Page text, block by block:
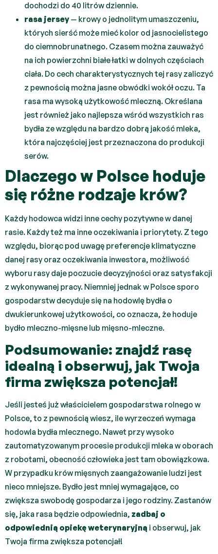
dochodzi do 40 litrów dziennie.
rasa jersey — krowy o jednolitym umaszczeniu,
których sierść może mieć kolor od jasnocielistego
do ciemnobrunatnego. Czasem można zauważyć
na ich powierzchni białe łatki w dolnych częściach
ciała. Do cech charakterystycznych tej rasy zaliczyć
z pewnością można jasne obwódki wokół oczu. Ta
rasa ma wysoką użytkowość mleczną. Określana
jest również jako najlepsza wśród wszystkich ras
bydła ze względu na bardzo dobrą jakość mleka,
która najczęściej jest przeznaczona do produkcji
serów.
Dlaczego w Polsce hoduje
się różne rodzaje krów?
Każdy hodowca widzi inne cechy pozytywne w danej
rasie. Każdy też ma inne oczekiwania i priorytety. Z tego
względu, biorąc pod uwagę preferencje klimatyczne
danej rasy oraz oczekiwania inwestora, możliwość
wyboru rasy daje poczucie decyzyjności oraz satysfakcji
z wykonywanej pracy. Niemniej jednak w Polsce sporo
gospodarstw decyduje się na hodowlę bydła o
dwukierunkowej użytkowości, co oznacza, że hoduje
bydło mleczno-mięsne lub mięsno-mleczne.
Podsumowanie: znajdź rasę
idealną i obserwuj, jak Twoja
firma zwiększa potencjał!
Jeśli jesteś już właścicielem gospodarstwa rolnego w
Polsce, to z pewnością wiesz, ile wyrzeczeń wymaga
hodowla bydła mlecznego. Nawet przy wysoko
zautomatyzowanym procesie produkcji mleka w oborach
z robotami, obecność człowieka jest tam obowiązkowa.
W przypadku krów mięsnych zaangażowanie ludzi jest
nieco mniejsze. Bydło jest mniej wymagające, co
zwiększa swobodę gospodarza i jego rodziny. Zastanów
się, jaka rasa będzie odpowiednia, zadbaj o
odpowiednią opiekę weterynaryjną i obserwuj, jak
Twoja firma zwiększa potencjał!